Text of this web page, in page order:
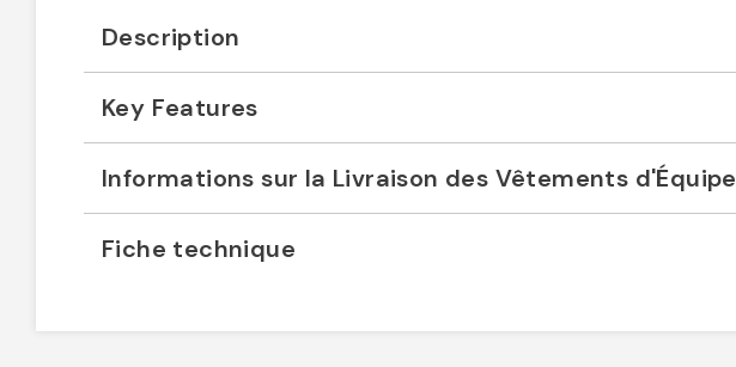
Description
Key Features
Informations sur la Livraison des Vêtements d'Équipe
Fiche technique